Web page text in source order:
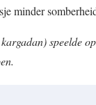
minder
speelde